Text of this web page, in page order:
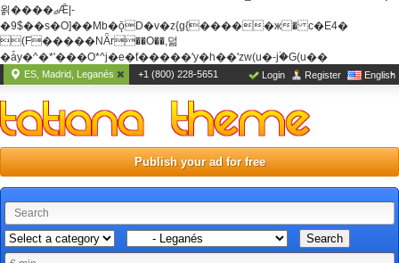
욁����ޖǢ|-
�9$��s�O]��Mb�ǭD�v�z{g{�����ж� c�E4�
(F�����ΝǞr��O��,덞
�ǡy�^�*'���O*^j�e�ƭ�����'y�h��'zw(u�-j۬�G(u��
ES, Madrid, Leganés +1 (800) 228-5651 English
Register
Login
Publish your ad for free
Search